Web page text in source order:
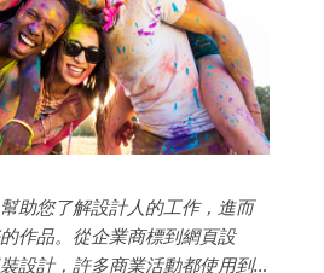
助您了解設計人的工作，進而
作品。從企業商標到網頁設
設計，許多商業活動都使用到